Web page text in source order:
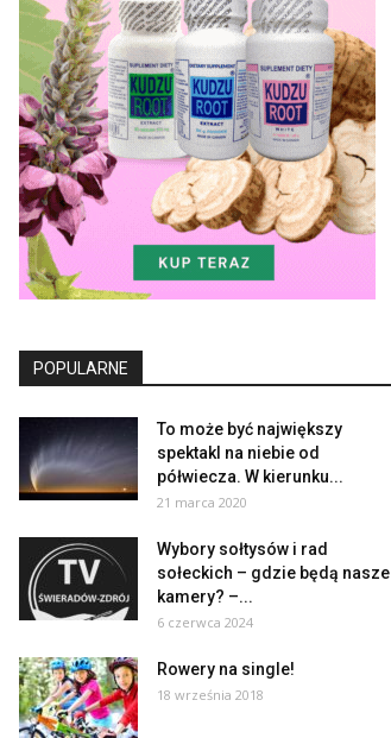
POPULARNE
To może być największy
spektakl na niebie od
półwiecza. W kierunku...
21 marca 2020
Wybory sołtysów i rad
sołeckich – gdzie będą nasze
kamery? –...
6 czerwca 2024
Rowery na single!
18 września 2018